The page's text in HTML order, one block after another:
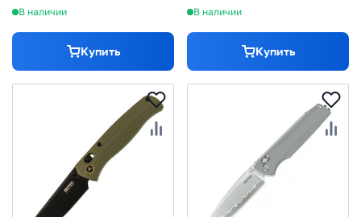
В наличии
Купить
В наличии
Купить